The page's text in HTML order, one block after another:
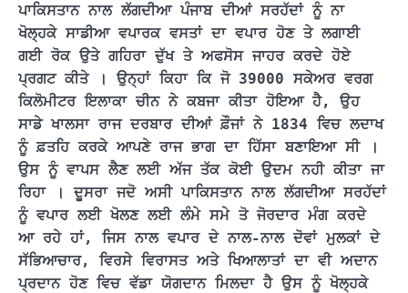
ਪਾਕਿਸਤਾਨ ਨਾਲ ਲੱਗਦੀਆ ਪੰਜਾਬ ਦੀਆਂ ਸਰਹੱਦਾਂ ਨੂੰ ਨਾ
ਖੋਲ੍ਹਕੇ ਸਾਡੀਆ ਵਪਾਰਕ ਵਸਤਾਂ ਦਾ ਵਪਾਰ ਹੋਣ ਤੇ ਲਗਾਈ
ਗਈ ਰੋਕ ਉਤੇ ਗਹਿਰਾ ਦੁੱਖ ਤੇ ਅਫਸੋਸ ਜਾਹਰ ਕਰਦੇ ਹੋਏ
ਪ੍ਰਗਟ ਕੀਤੇ । ਉਨ੍ਹਾਂ ਕਿਹਾ ਕਿ ਜੋ 39000 ਸਕੇਅਰ ਵਰਗ
ਕਿਲੋਮੀਟਰ ਇਲਾਕਾ ਚੀਨ ਨੇ ਕਬਜਾ ਕੀਤਾ ਹੋਇਆ ਹੈ, ਉਹ
ਸਾਡੇ ਖਾਲਸਾ ਰਾਜ ਦਰਬਾਰ ਦੀਆਂ ਫ਼ੌਜਾਂ ਨੇ 1834 ਵਿਚ ਲਦਾਖ
ਨੂੰ ਫ਼ਤਹਿ ਕਰਕੇ ਆਪਣੇ ਰਾਜ ਭਾਗ ਦਾ ਹਿੱਸਾ ਬਣਾਇਆ ਸੀ ।
ਉਸ ਨੂੰ ਵਾਪਸ ਲੈਣ ਲਈ ਅੱਜ ਤੱਕ ਕੋਈ ਉਦਮ ਨਹੀ ਕੀਤਾ ਜਾ
ਰਿਹਾ । ਦੂਸਰਾ ਜਦੋ ਅਸੀ ਪਾਕਿਸਤਾਨ ਨਾਲ ਲੱਗਦੀਆ ਸਰਹੱਦਾਂ
ਨੂੰ ਵਪਾਰ ਲਈ ਖੋਲਣ ਲਈ ਲੰਮੇ ਸਮੇ ਤੋ ਜੋਰਦਾਰ ਮੰਗ ਕਰਦੇ
ਆ ਰਹੇ ਹਾਂ, ਜਿਸ ਨਾਲ ਵਪਾਰ ਦੇ ਨਾਲ-ਨਾਲ ਦੋਵਾਂ ਮੁਲਕਾਂ ਦੇ
ਸੱਭਿਆਚਾਰ, ਵਿਰਸੇ ਵਿਰਾਸਤ ਅਤੇ ਖਿਆਲਾਤਾਂ ਦਾ ਵੀ ਅਦਾਨ
ਪ੍ਰਦਾਨ ਹੋਣ ਵਿਚ ਵੱਡਾ ਯੋਗਦਾਨ ਮਿਲਦਾ ਹੈ ਉਸ ਨੂੰ ਖੋਲ੍ਹਕੇ